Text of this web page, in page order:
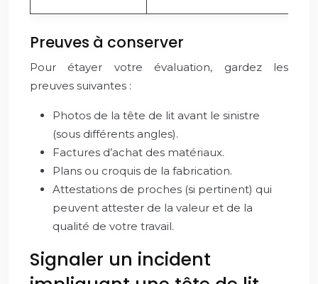
Preuves à conserver
Pour étayer votre évaluation, gardez les
preuves suivantes :
Photos de la tête de lit avant le sinistre
(sous différents angles).
Factures d’achat des matériaux.
Plans ou croquis de la fabrication.
Attestations de proches (si pertinent) qui
peuvent attester de la valeur et de la
qualité de votre travail.
Signaler un incident